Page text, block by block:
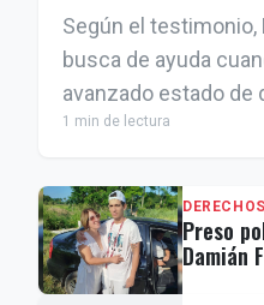
Según el testimonio,
busca de ayuda
avanzado estado de
un costado del
1 min de lectura
Preso
Damián